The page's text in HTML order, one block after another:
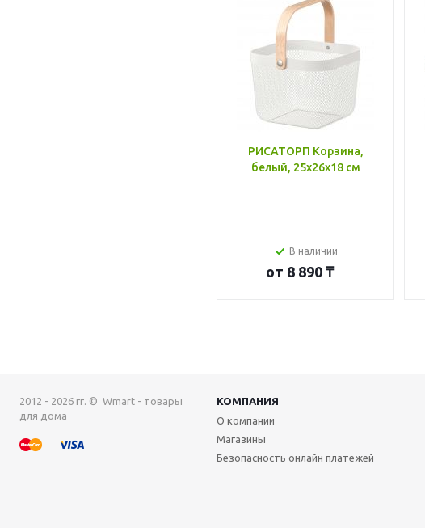
РИСАТОРП Корзина,
белый, 25x26x18 см
В наличии
от 8 890 ₸
2012 - 2026 гг. © Wmart - товары
для дома
КОМПАНИЯ
О компании
Магазины
Безопасность онлайн платежей